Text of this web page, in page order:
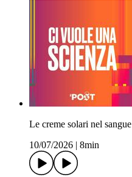
Le creme solari nel sangue
10/07/2026
8min